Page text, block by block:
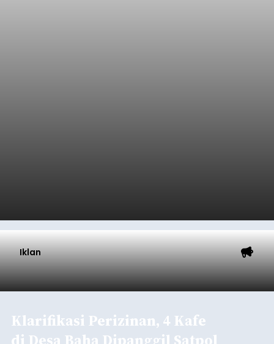
Iklan
Klarifikasi Perizinan, 4 Kafe
di Desa Baha Dipanggil Satpol